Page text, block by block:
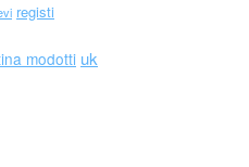
registi
modotti uk